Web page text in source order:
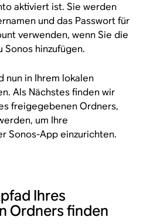
aktiviert ist. Sie werden
und das Passwort für
verwenden, wenn Sie die
Sonos hinzufügen.
nun in Ihrem lokalen
Als Nächstes finden wir
freigegebenen Ordners,
um Ihre
Sonos-App einzurichten.
Ihres
Ordners finden